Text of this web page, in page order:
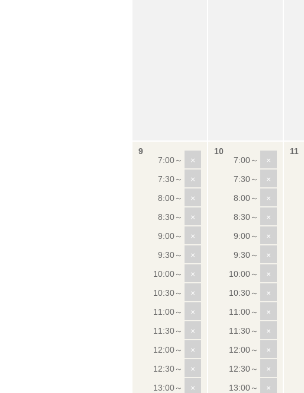
×
×
×
×
×
×
×
×
×
×
×
×
×
×
×
×
×
×
×
×
×
×
×
×
×
×